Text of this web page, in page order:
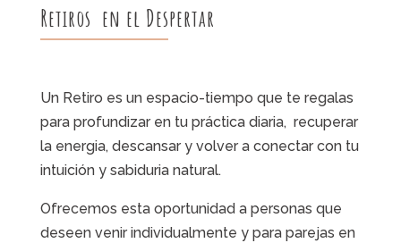
Retiros en el Despertar
Un Retiro es un espacio-tiempo que te regalas
para profundizar en tu práctica diaria, recuperar
la energia, descansar y volver a conectar con tu
intuición y sabiduria natural.
Ofrecemos esta oportunidad a personas que
deseen venir individualmente y para parejas en